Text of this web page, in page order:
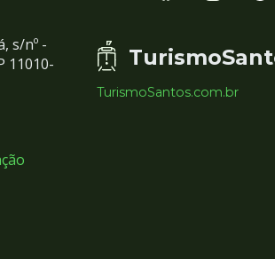
s/nº -
11010-
TurismoSantos.com.br